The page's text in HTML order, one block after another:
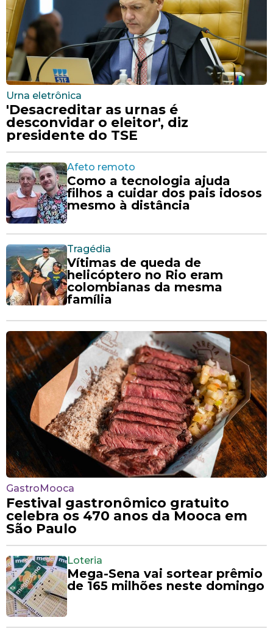
Urna eletrônica
'Desacreditar as urnas é
desconvidar o eleitor', diz
presidente do TSE
Afeto remoto
Como a tecnologia ajuda
filhos a cuidar dos pais idosos
mesmo à distância
Tragédia
Vítimas de queda de
helicóptero no Rio eram
colombianas da mesma
família
GastroMooca
Festival gastronômico gratuito
celebra os 470 anos da Mooca em
São Paulo
Loteria
Mega-Sena vai sortear prêmio
de 165 milhões neste domingo